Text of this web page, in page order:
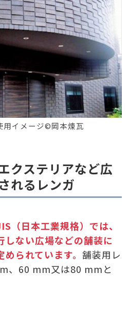
用イメージ©岡本煉瓦
クステリアなど広
れるレンガ
（日本工業規格）では、
しない広場などの舗装に
られています。 舗装用レ
、60 mm又は80 mmと